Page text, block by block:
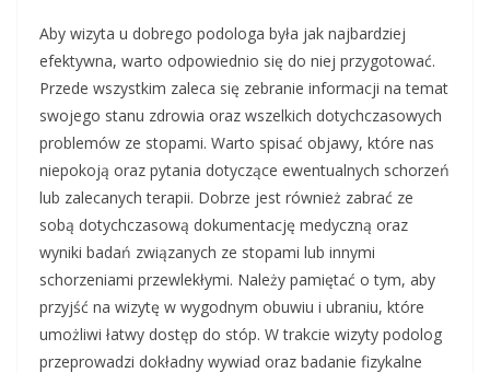
Aby wizyta u dobrego podologa była jak najbardziej
efektywna, warto odpowiednio się do niej przygotować.
Przede wszystkim zaleca się zebranie informacji na temat
swojego stanu zdrowia oraz wszelkich dotychczasowych
problemów ze stopami. Warto spisać objawy, które nas
niepokoją oraz pytania dotyczące ewentualnych schorzeń
lub zalecanych terapii. Dobrze jest również zabrać ze
sobą dotychczasową dokumentację medyczną oraz
wyniki badań związanych ze stopami lub innymi
schorzeniami przewlekłymi. Należy pamiętać o tym, aby
przyjść na wizytę w wygodnym obuwiu i ubraniu, które
umożliwi łatwy dostęp do stóp. W trakcie wizyty podolog
przeprowadzi dokładny wywiad oraz badanie fizykalne